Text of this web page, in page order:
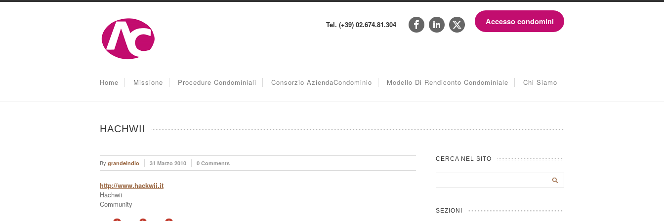
Tel. (+39) 02.674.81.304 Accesso condomini
Home Missione Procedure Condominiali Consorzio AziendaCondominio Modello Di Rendiconto Condominiale Chi Siamo
HACHWII
By grandeindio 31 Marzo 2010 0 Comments
http://www.hackwii.it
Hachwii
Community
CERCA NEL SITO
SEZIONI